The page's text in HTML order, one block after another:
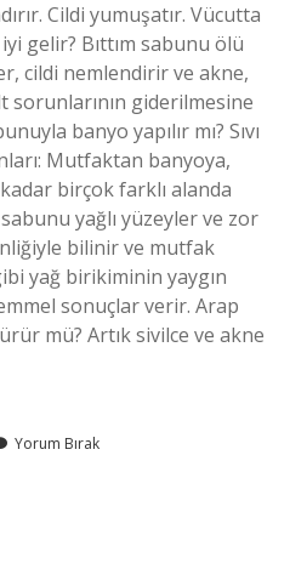
Cildi yumuşatır. Vücutta
gelir? Bıttım sabunu ölü
cildi nemlendirir ve akne,
sorunlarının giderilmesine
banyo yapılır mı? Sıvı
Mutfaktan banyoya,
birçok farklı alanda
sabunu yağlı yüzeyler ve zor
bilinir ve mutfak
yağ birikiminin yaygın
sonuçlar verir. Arap
mü? Artık sivilce ve akne
Yorum Bırak